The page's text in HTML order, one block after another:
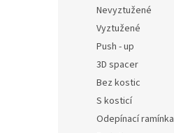
Nevyztužené
Vyztužené
Push - up
3D spacer
Bez kostic
S kosticí
Odepínací ramínka